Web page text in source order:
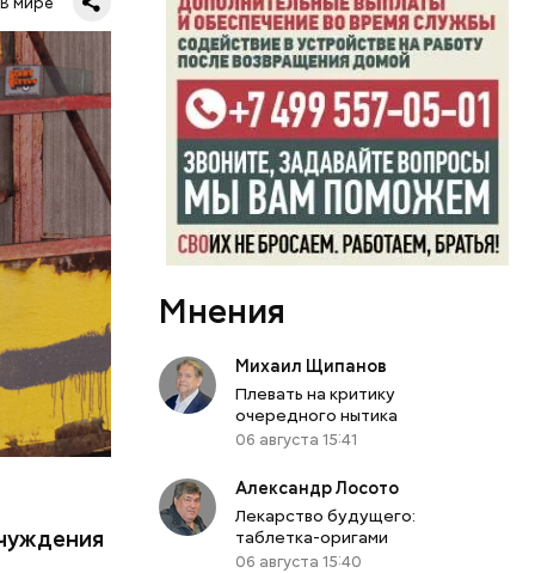
Бабич.
таким
Мнения
Михаил Щипанов
Плевать на критику
очередного нытика
06 августа 15:41
Александр Лосото
Лекарство будущего:
таблетка-оригами
06 августа 15:40